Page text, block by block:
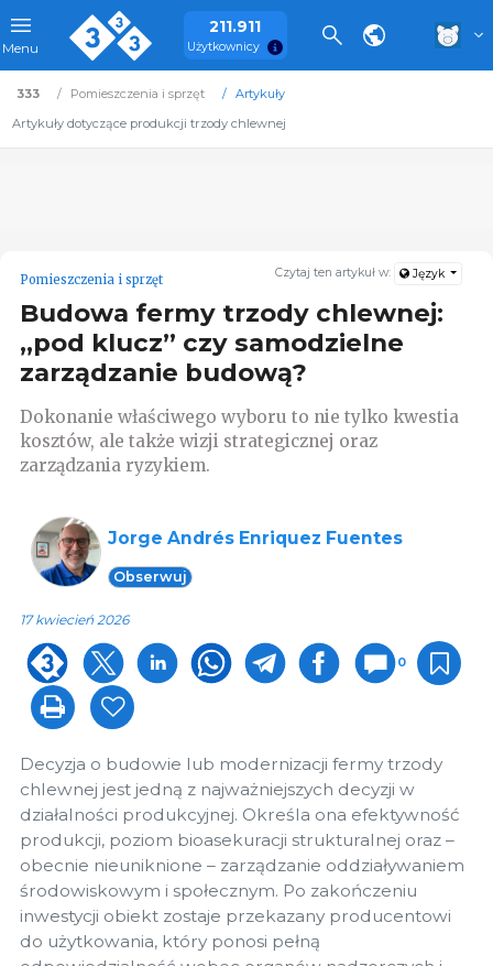
Menu
211.911
Użytkownicy
333 Pomieszczenia i sprzęt
Artykuły
Artykuły dotyczące produkcji trzody chlewnej
Czytaj ten artykuł w: Język
Pomieszczenia i sprzęt
Budowa fermy trzody chlewnej:
„pod klucz” czy samodzielne
zarządzanie budową?
Dokonanie właściwego wyboru to nie tylko kwestia
kosztów, ale także wizji strategicznej oraz
zarządzania ryzykiem.
Jorge Andrés Enriquez Fuentes
Obserwuj
17 kwiecień 2026
0
Decyzja o budowie lub modernizacji fermy trzody
chlewnej jest jedną z najważniejszych decyzji w
działalności produkcyjnej. Określa ona efektywność
produkcji, poziom bioasekuracji strukturalnej oraz –
obecnie nieuniknione – zarządzanie oddziaływaniem
środowiskowym i społecznym. Po zakończeniu
inwestycji obiekt zostaje przekazany producentowi
do użytkowania, który ponosi pełną